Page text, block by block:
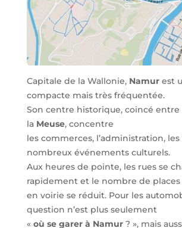
Capitale de la Wallonie, Namurest
compacte mais très fréquentée.
Son centre historique, coincé entre
la Meuse, concentre
les commerces, l’administration,
nombreux événements culturels.
Aux heures de pointe, les rues se
rapidement et le nombre de
en voirie se réduit. Pour les
question n’est plus seulement
« où se garer à Namur? », mais